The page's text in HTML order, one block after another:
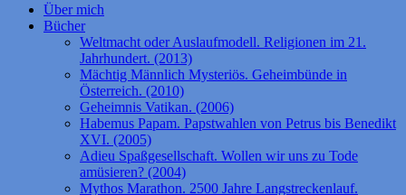
Über mich
Bücher
Weltmacht oder Auslaufmodell. Religionen im 21.
Jahrhundert. (2013)
Mächtig Männlich Mysteriös. Geheimbünde in
Österreich. (2010)
Geheimnis Vatikan. (2006)
Habemus Papam. Papstwahlen von Petrus bis Benedikt
XVI. (2005)
Adieu Spaßgesellschaft. Wollen wir uns zu Tode
amüsieren? (2004)
Mythos Marathon. 2500 Jahre Langstreckenlauf.